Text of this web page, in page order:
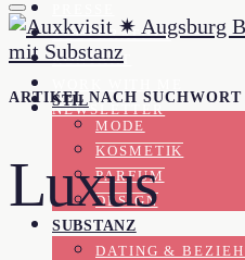
KOOPERATION
KONTAKT
NEWSLETTER
STIL
MODE
KOSMETIK
PARFUM
DESIGN
SUBSTANZ
DATING &
ARTIKEL NACH SUCHWORT
Luxus